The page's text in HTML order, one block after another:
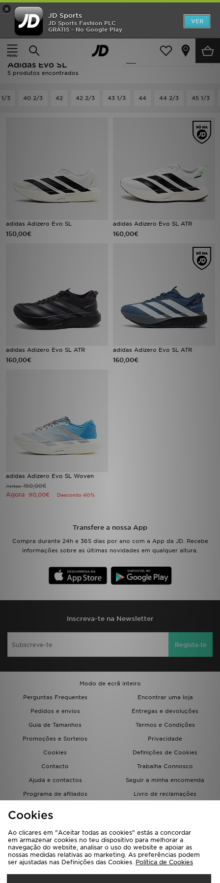
×
JD Sports
JD Sports Fashion PLC
GRÁTIS - No Google Play
VER
Página principal
Homem Calçado de Homem
Actualizar a pesquisa
Calçado de Homem -
Adidas Evo SL
5 produtos encontrados
1/3 40 2/3 42 42 2/3 43 1/3 44 44 2/3 45 1/3
adidas Adizero Evo SL
150,00€
adidas Adizero Evo SL ATR
160,00€
adidas Adizero Evo SL ATR
160,00€
adidas Adizero Evo SL ATR
160,00€
adidas Adizero Evo SL Woven
Antes150,00€
Agora 90,00€ Desconto 40%
Transfere a nossa App
Compra durante 24h e 365 dias por ano com a App da JD. Recebe
informações sobre as últimas novidades em qualquer altura.
Inscreva-te na Newsletter
Regista-te
Modo de ecrã inteiro
Perguntas Frequentes
Encontrar uma loja
Pedidos e envios
Entregas e devoluções
Guia de Tamanhos
Termos e Condições
Promoções e Sorteios
Privacidade
Cookies
Definições de Cookies
Contacto
Trabalha Connosco
Ajuda e contactos
Seguir a minha encomenda
Programa de afiliados
Livro de reclamações
Seleciona O País
INÍCIO
Promoções
NOVIDADES
DESPORTO
FUTEBOL JD
VER MARCAS
BLOG
ESTADO DO TEU PEDIDO
TRABALHA CONNOSCO
FAQs
Cookies
Ao clicares em "Aceitar todas as cookies" estás a concordar
em armazenar cookies no teu dispositivo para melhorar a
navegação do website, analisar o uso do website e apoiar as
nossas medidas relativas ao marketing. As preferências podem
ser ajustadas nas Definições das Cookies. Política de Cookies